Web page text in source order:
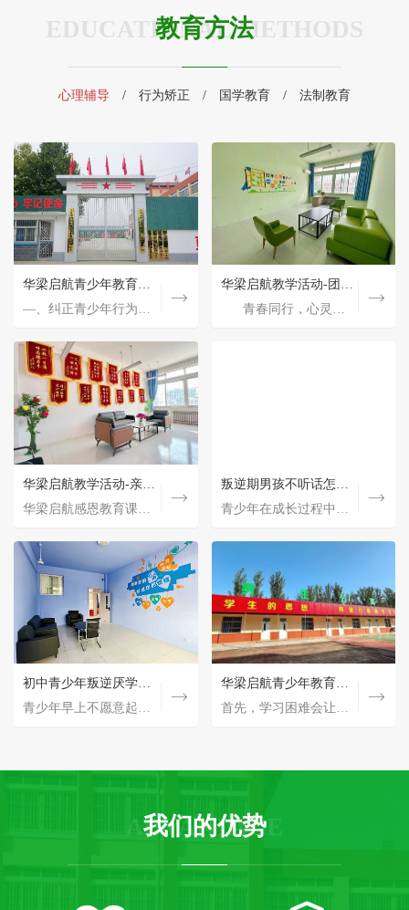
EDUCATIONAL METHODS
教育方法
心理辅导 / 行为矫正 / 国学教育 / 法制教育
华梁启航青少年教育中心的教育方法
—、纠正青少年行为习惯 (一)心理疏导阶段 在学员入学的一周内，详细了解学员情况，根据青少年的性…
华梁启航教学活动-团体心理辅导
青春同行，心灵绽放-华梁启航团体心理辅导 团队心理辅导-“优点大轰炸” 学员们通过…
华梁启航青少年教育中心不同学员心理辅导
华梁启航教学活动-团体心理辅导
青春同行，心灵绽放-华梁启航团体心理辅导 团队心理辅导-“优点大轰炸” 学员们通过松轻愉…
青少年进入青春期后家长该怎么教育
青少年进入青春后，就代表这青少年开始从从幼稚走向成熟，从依赖走向**，从家庭走向社会，青少年已经…
青少年没有学习积极性的原因
生活式体验教育
军事训练
素质教育
华梁启航青少年教育中心的教育方法
—、纠正青少年行为习惯 (一)心理疏导阶段 在学员入学的一周内，详细了解学员情况，根据青少年的性…
华梁启航教学活动-传统国学教育《第子规》通读
《弟子规》，这是一部以古代儒家思想为基础，教导人们如何为人处世、待人接物的启蒙读物。 深…
培养青少年法制道德观念：共筑美好未来的基石
培养青少年法制道德观念：共筑美好未来的基石 青少年是国家和社会的未来与希望，他们的法制道德…
华梁启航青少年教育中心的教育方法
—、纠正青少年行为习惯 (一)心理疏导阶段 在学员入学的一周内，详细了解学员情况，根据青少年的性…
ADVANTAGE
我们的优势